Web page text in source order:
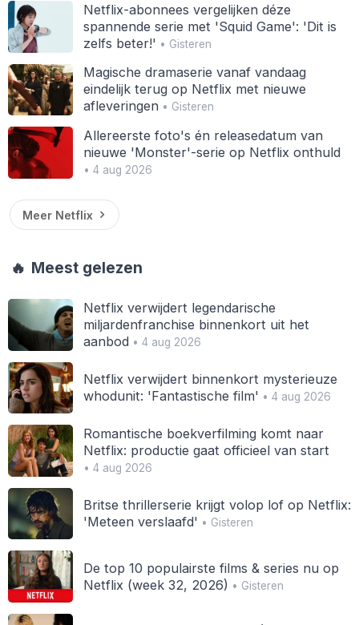
Netflix-abonnees vergelijken déze
spannende serie met 'Squid Game': 'Dit is
zelfs beter!' • Gisteren
Magische dramaserie vanaf vandaag
eindelijk terug op Netflix met nieuwe
afleveringen• Gisteren
Allereerste foto's én releasedatum van
nieuwe 'Monster'-serie op Netflix onthuld
• 4 aug 2026
Meer Netflix
🔥 Meest gelezen
Netflix verwijdert legendarische
miljardenfranchise binnenkort uit het
aanbod • 4 aug 2026
Netflix verwijdert binnenkort mysterieuze
whodunit: 'Fantastische film' • 4 aug 2026
Romantische boekverfilming komt naar
Netflix: productie gaat officieel van start
• 4 aug 2026
Britse thrillerserie krijgt volop lof op Netflix:
'Meteen verslaafd' • Gisteren
De top 10 populairste films & series nu op
Netflix (week 32, 2026) • Gisteren